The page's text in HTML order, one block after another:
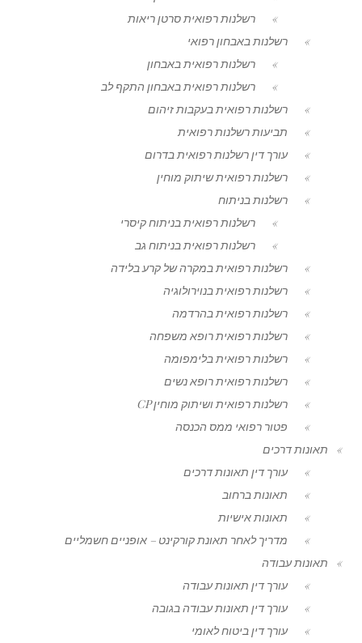
רשלנות רפואית סרטן ריאות
רשלנות באבחון רפואי
רשלנות רפואית באבחון
רשלנות רפואית באבחון התקף לב
רשלנות רפואית בעקבות זיהום
תביעות רשלנות רפואית
עורך דין רשלנות רפואית בדרום
רשלנות רפואית שיתוק מוחין
רשלנות בניתוח
רשלנות רפואית בניתוח קיסרי
רשלנות רפואית בניתוח גב
רשלנות רפואית במקרה של קרע בלידה
רשלנות רפואית בנוירולוגיה
רשלנות רפואית בהרדמה
רשלנות רפואית רופא משפחה
רשלנות רפואית בלימפומה
רשלנות רפואית רופא נשים
רשלנות רפואית ושיתוק מוחין CP
פטור רפואי ממס הכנסה
תאונות דרכים
עורך דין תאונות דרכים
תאונות ברחוב
תאונות אישיות
מדריך לאחר תאונת קורקינט – אופניים חשמליים
תאונות עבודה
עורך דין תאונות עבודה
עורך דין תאונות עבודה בגובה
עורך דין ביטוח לאומי